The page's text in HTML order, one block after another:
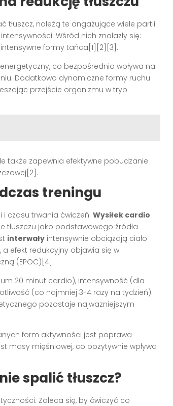
tłuszcz, należą te angażujące wiele partii
Wśród nich znalazły się:
formy tańca[1][2][3].
co bezpośrednio wpływa na
Dodatkowo dynamiczne formy ruchu
przejście organizmu w tryb
także zapewnia efektywne pobudzanie
treningu
i czasu trwania ćwiczeń. Wysiłek cardio
jako podstawowego źródła
interwały intensywnie obciążają ciało
efekt redukcyjny objawia się w
(EPOC)[4].
20 minut cardio), intensywność (dla
(co najmniej 3-4 razy na tydzień).
pozostaje najważniejszym
form aktywności jest poprawa
masy mięśniowej, co pozytywnie wpływa
spalić tłuszcz?
Zaleca się, by ćwiczyć co